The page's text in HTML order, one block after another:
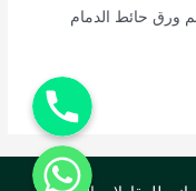
ورق حائط الدمام
راسلنا